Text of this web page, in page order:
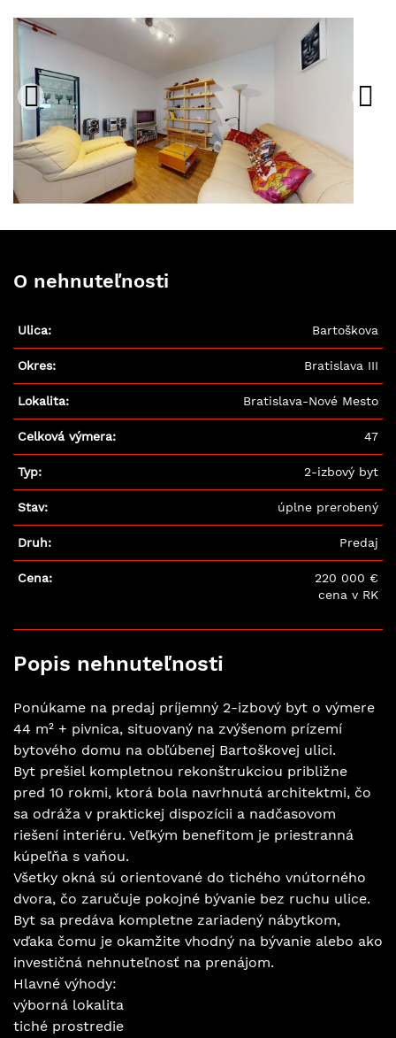
O nehnuteľnosti
Ulica: Bartoškova
Okres: Bratislava III
Lokalita: Bratislava-Nové Mesto
Celková výmera: 47
Typ: 2-izbový byt
Stav: úplne prerobený
Druh: Predaj
Cena:
220 000 €
cena v RK
Popis nehnuteľnosti
Ponúkame na predaj príjemný 2-izbový byt o výmere
44 m² + pivnica, situovaný na zvýšenom prízemí
bytového domu na obľúbenej Bartoškovej ulici.
Byt prešiel kompletnou rekonštrukciou približne
pred 10 rokmi, ktorá bola navrhnutá architektmi, čo
sa odráža v praktickej dispozícii a nadčasovom
riešení interiéru. Veľkým benefitom je priestranná
kúpeľňa s vaňou.
Všetky okná sú orientované do tichého vnútorného
dvora, čo zaručuje pokojné bývanie bez ruchu ulice.
Byt sa predáva kompletne zariadený nábytkom,
vďaka čomu je okamžite vhodný na bývanie alebo ako
investičná nehnuteľnosť na prenájom.
Hlavné výhody:
výborná lokalita
tiché prostredie